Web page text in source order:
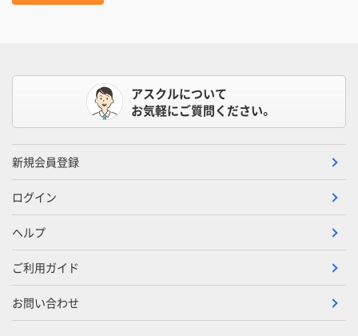
アスクルについて
お気軽にご質問ください。
新規会員登録
ログイン
ヘルプ
ご利用ガイド
お問い合わせ